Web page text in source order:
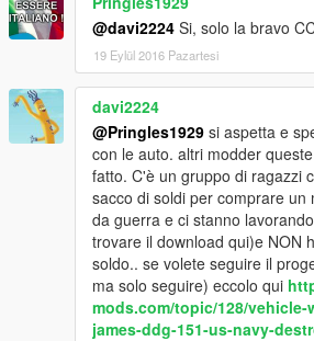
@davi2224 Si, solo la bravo
19 Eylül 2016 Pazartesi
davi2224
@Pringles1929 si aspetta e
con le auto. altri modder
fatto. C'è un gruppo di ragazzi
sacco di soldi per comprare un
da guerra e ci stanno
trovare il download qui)e NON
soldo.. se volete seguire il
ma solo seguire) eccolo qui
mods.com/topic/128/
james-ddg-151-us-navy-